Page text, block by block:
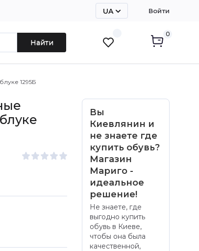
UA Войти
Найти
0
1295Б
Вы
Киевлянин и
не знаете где
купить обувь?
Магазин
Мариго -
идеальное
решение!
Не знаете, где
выгодно купить
обувь в Киеве,
чтобы она была
качественной,